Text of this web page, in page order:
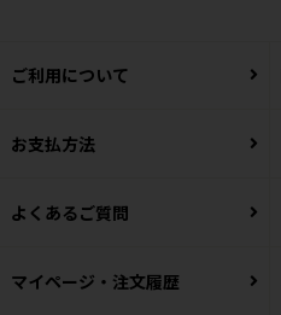
ご利用について
お支払方法
よくあるご質問
マイページ・注文履歴